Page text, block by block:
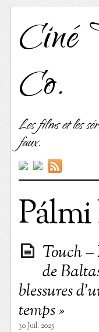
Ciné
Co.
Les films et les
faux.
Touch –
de
blessures
temps »
30 Juil. 2025